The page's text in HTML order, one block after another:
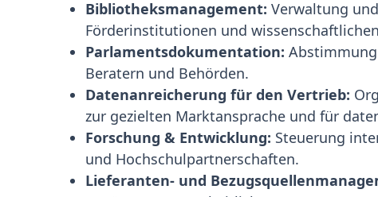
Bibliotheksmanagement: Verwaltung
Förderinstitutionen und
Parlamentsdokumentation:
Beratern und Behörden.
Datenanreicherung für den Vertrieb:
zur gezielten Marktansprache und für
Forschung & Entwicklung: Steuerung
und Hochschulpartnerschaften.
Lieferanten- und